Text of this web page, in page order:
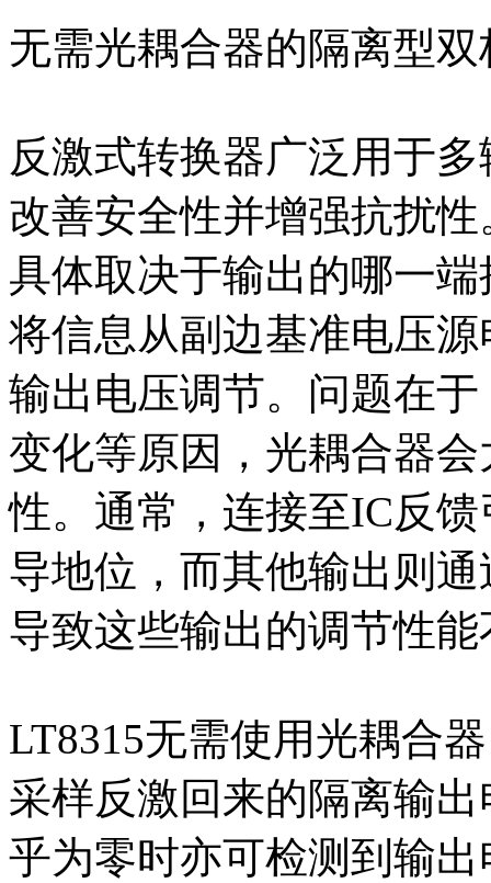
无需光耦合器的隔离型
反激式转换器广泛用于
改善安全性并增强抗扰
具体取决于输出的哪一
将信息从副边基准电压
输出电压调节。问题在
变化等原因，光耦合器
性。通常，连接至IC反
导地位，而其他输出则
导致这些输出的调节性能
LT8315无需使用光耦合
采样反激回来的隔离输
乎为零时亦可检测到输